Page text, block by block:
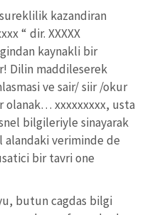
kazandiran
“ dir. XXXXX
kaynakli bir
Dilin maddileserek
ve sair/ siir /okur
olanak… xxxxxxxxx, usta
bilgileriyle sinayarak
alandaki veriminde de
bir tavri one
butun cagdas bilgi